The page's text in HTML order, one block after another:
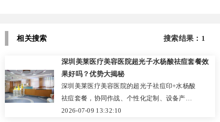
相关搜索 搜索结果：1
深圳美莱医疗美容医院超光子水杨酸祛痘套餐效
果好吗？优势大揭秘
深圳美莱医疗美容医院的超光子祛痘印+水杨酸
祛痘套餐，协同作战、个性化定制、设备产品
优质。能有效解决痘痘和痘印问题，让肌肤恢
2026-07-09 13:32:10